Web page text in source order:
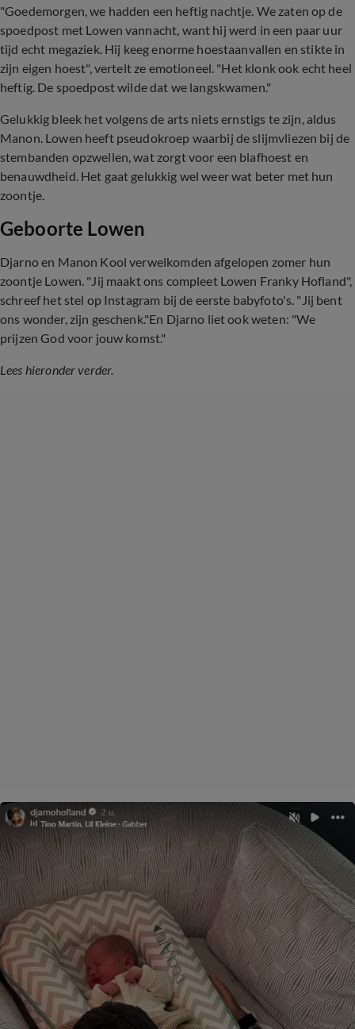
"Goedemorgen, we hadden een heftig nachtje. We zaten op de
spoedpost met Lowen vannacht, want hij werd in een paar uur
tijd echt megaziek. Hij keeg enorme hoestaanvallen en stikte in
zijn eigen hoest", vertelt ze emotioneel. "Het klonk ook echt heel
heftig. De spoedpost wilde dat we langskwamen."
Gelukkig bleek het volgens de arts niets ernstigs te zijn, aldus
Manon. Lowen heeft pseudokroep waarbij de slijmvliezen bij de
stembanden opzwellen, wat zorgt voor een blafhoest en
benauwdheid. Het gaat gelukkig wel weer wat beter met hun
zoontje.
Geboorte Lowen
Djarno en Manon Kool verwelkomden afgelopen zomer hun
zoontje Lowen. "Jij maakt ons compleet Lowen Franky Hofland",
schreef het stel op Instagram bij de eerste babyfoto's. "Jij bent
ons wonder, zijn geschenk."En Djarno liet ook weten: "We
prijzen God voor jouw komst."
Lees hieronder verder.